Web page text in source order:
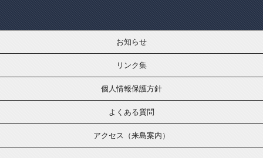
お知らせ
リンク集
個人情報保護方針
よくある質問
アクセス（来島案内）